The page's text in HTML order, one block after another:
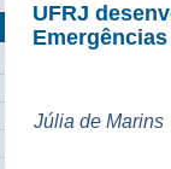
UFRJ
Emergências
Júlia de Marins